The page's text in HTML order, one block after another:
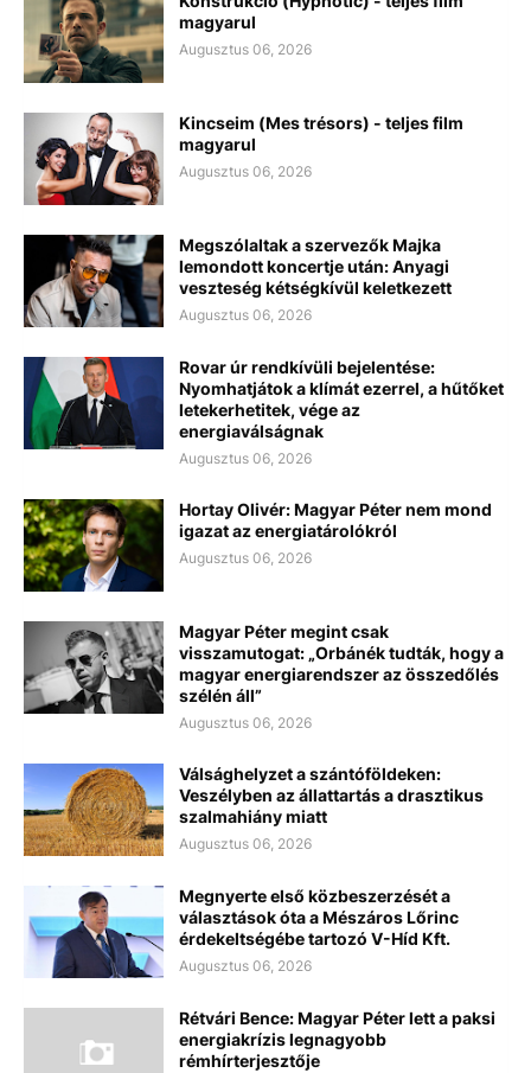
magyarul
Augusztus 06, 2026
Kincseim (Mes trésors) - teljes film
magyarul
Augusztus 06, 2026
Megszólaltak a szervezők Majka
lemondott koncertje után: Anyagi
veszteség kétségkívül keletkezett
Augusztus 06, 2026
Rovar úr rendkívüli bejelentése:
Nyomhatjátok a klímát ezerrel, a hűtőket
letekerhetitek, vége az
energiaválságnak
Augusztus 06, 2026
Hortay Olivér: Magyar Péter nem mond
igazat az energiatárolókról
Augusztus 06, 2026
Magyar Péter megint csak
visszamutogat: „Orbánék tudták, hogy a
magyar energiarendszer az összedőlés
szélén áll”
Augusztus 06, 2026
Válsághelyzet a szántóföldeken:
Veszélyben az állattartás a drasztikus
szalmahiány miatt
Augusztus 06, 2026
Megnyerte első közbeszerzését a
választások óta a Mészáros Lőrinc
érdekeltségébe tartozó V-Híd Kft.
Augusztus 06, 2026
Rétvári Bence: Magyar Péter lett a paksi
energiakrízis legnagyobb
rémhírterjesztője